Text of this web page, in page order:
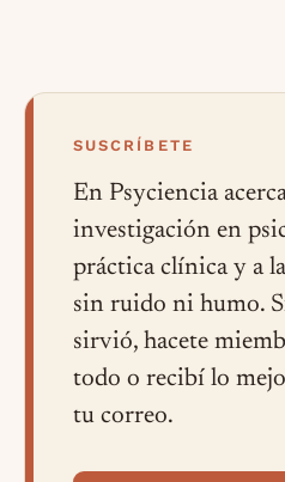
SUSCRÍBETE
En Psyciencia
investigación en
práctica clínica y a
sin ruido ni humo.
sirvió, hacete
todo o recibí lo
tu correo.